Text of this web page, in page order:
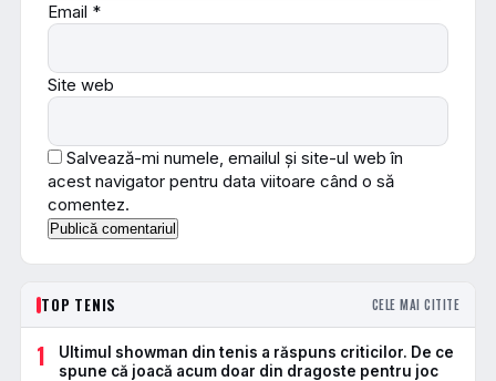
Email *
Site web
Salvează-mi numele, emailul și site-ul web în
acest navigator pentru data viitoare când o să
comentez.
TOP TENIS CELE MAI CITITE
1
Ultimul showman din tenis a răspuns criticilor. De ce
spune că joacă acum doar din dragoste pentru joc